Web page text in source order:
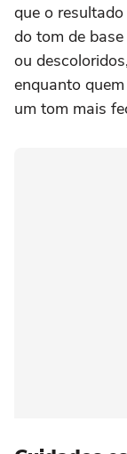
que o
do tom de
ou
enquanto
um tom mais